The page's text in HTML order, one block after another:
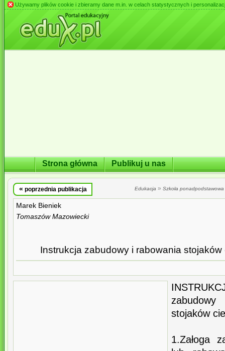
Używamy plików cookie i zbieramy dane m.in. w celach statystycznych i
Strona główna Publikuj u nas
« poprzednia publikacja Edukacja » Szkoła ponadpodstawowa
Marek Bieniek
Tomaszów Mazowiecki
Instrukcja zabudowy i rabowania
stojaków
1.Załoga